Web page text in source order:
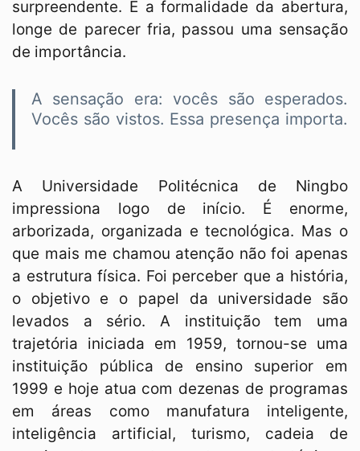
surpreendente. E a formalidade da abertura,
longe de parecer fria, passou uma sensação
de importância.
A sensação era: vocês são esperados.
Vocês são vistos. Essa presença importa.
A Universidade Politécnica de Ningbo
impressiona logo de início. É enorme,
arborizada, organizada e tecnológica. Mas o
que mais me chamou atenção não foi apenas
a estrutura física. Foi perceber que a história,
o objetivo e o papel da universidade são
levados a sério. A instituição tem uma
trajetória iniciada em 1959, tornou-se uma
instituição pública de ensino superior em
1999 e hoje atua com dezenas de programas
em áreas como manufatura inteligente,
inteligência artificial, turismo, cadeia de